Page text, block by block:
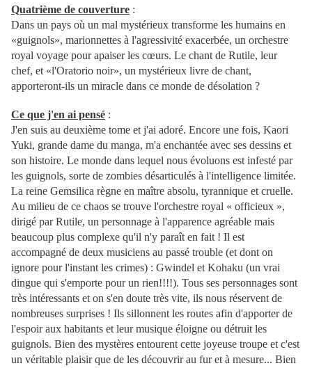
Quatrième de couverture :
Dans un pays où un mal mystérieux transforme les humains en
«guignols», marionnettes à l'agressivité exacerbée, un orchestre
royal voyage pour apaiser les cœurs. Le chant de Rutile, leur
chef, et «l'Oratorio noir», un mystérieux livre de chant,
apporteront-ils un miracle dans ce monde de désolation ?
Ce que j'en ai pensé :
J'en suis au deuxième tome et j'ai adoré. Encore une fois, Kaori
Yuki, grande dame du manga, m'a enchantée avec ses dessins et
son histoire. Le monde dans lequel nous évoluons est infesté par
les guignols, sorte de zombies désarticulés à l'intelligence limitée.
La reine Gemsilica règne en maître absolu, tyrannique et cruelle.
Au milieu de ce chaos se trouve l'orchestre royal « officieux »,
dirigé par Rutile, un personnage à l'apparence agréable mais
beaucoup plus complexe qu'il n'y paraît en fait ! Il est
accompagné de deux musiciens au passé trouble (et dont on
ignore pour l'instant les crimes) : Gwindel et Kohaku (un vrai
dingue qui s'emporte pour un rien!!!!). Tous ses personnages sont
très intéressants et on s'en doute très vite, ils nous réservent de
nombreuses surprises ! Ils sillonnent les routes afin d'apporter de
l'espoir aux habitants et leur musique éloigne ou détruit les
guignols. Bien des mystères entourent cette joyeuse troupe et c'est
un véritable plaisir que de les découvrir au fur et à mesure... Bien